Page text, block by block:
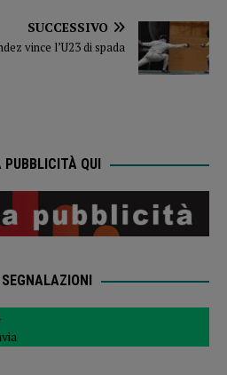
SUCCESSIVO
vince l’U23 di spada
PUBBLICITÀ QUI